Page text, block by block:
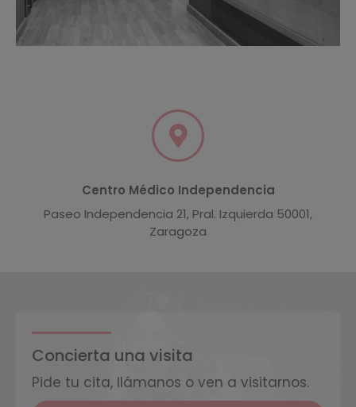
Centro Médico Independencia
Paseo Independencia 21, Pral. Izquierda 50001,
Zaragoza
Concierta una visita
Pide tu cita, llámanos o ven a visitarnos.